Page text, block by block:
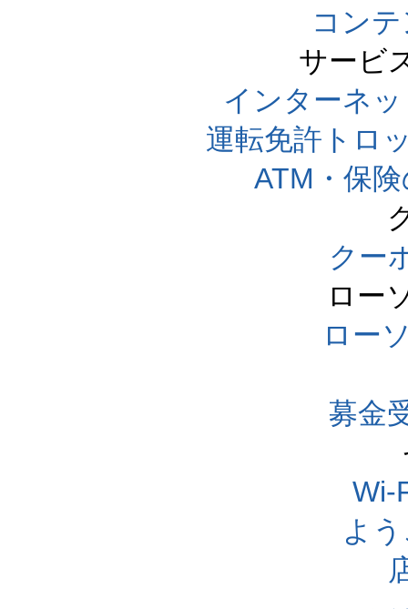
コン
サービ
インターネ
運転免許トロ
ATM・保
クー
ロー
ロー
募金
Wi-
よ